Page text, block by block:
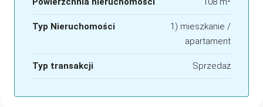
Typ Nieruchomości
1) mieszkanie /
apartament
Typ transakcji Sprzedaż